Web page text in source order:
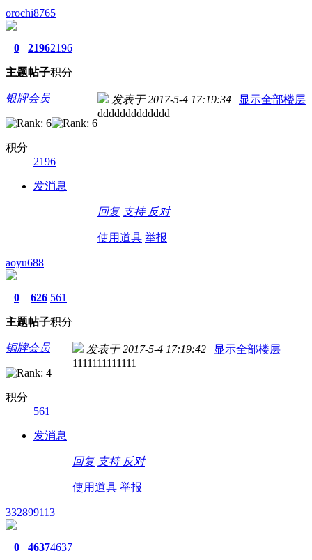
orochi8765
0
主题
2196
帖子
2196
积分
银牌会员
积分
2196
发消息
发表于 2017-5-4 17:19:34 | 显示全部楼层
ddddddddddddd
回复 支持 反对
使用道具 举报
aoyu688
0
主题
626
帖子
561
积分
铜牌会员
积分
561
发消息
发表于 2017-5-4 17:19:42 | 显示全部楼层
1111111111111
回复 支持 反对
使用道具 举报
332899113
0 46374637